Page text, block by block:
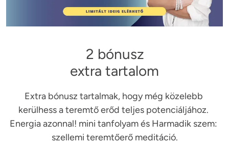
2 bónusz
extra tartalom
Extra bónusz tartalmak, hogy még közelebb
kerülhess a teremtő erőd teljes potenciáljához.
Energia azonnal! mini tanfolyam és Harmadik szem: